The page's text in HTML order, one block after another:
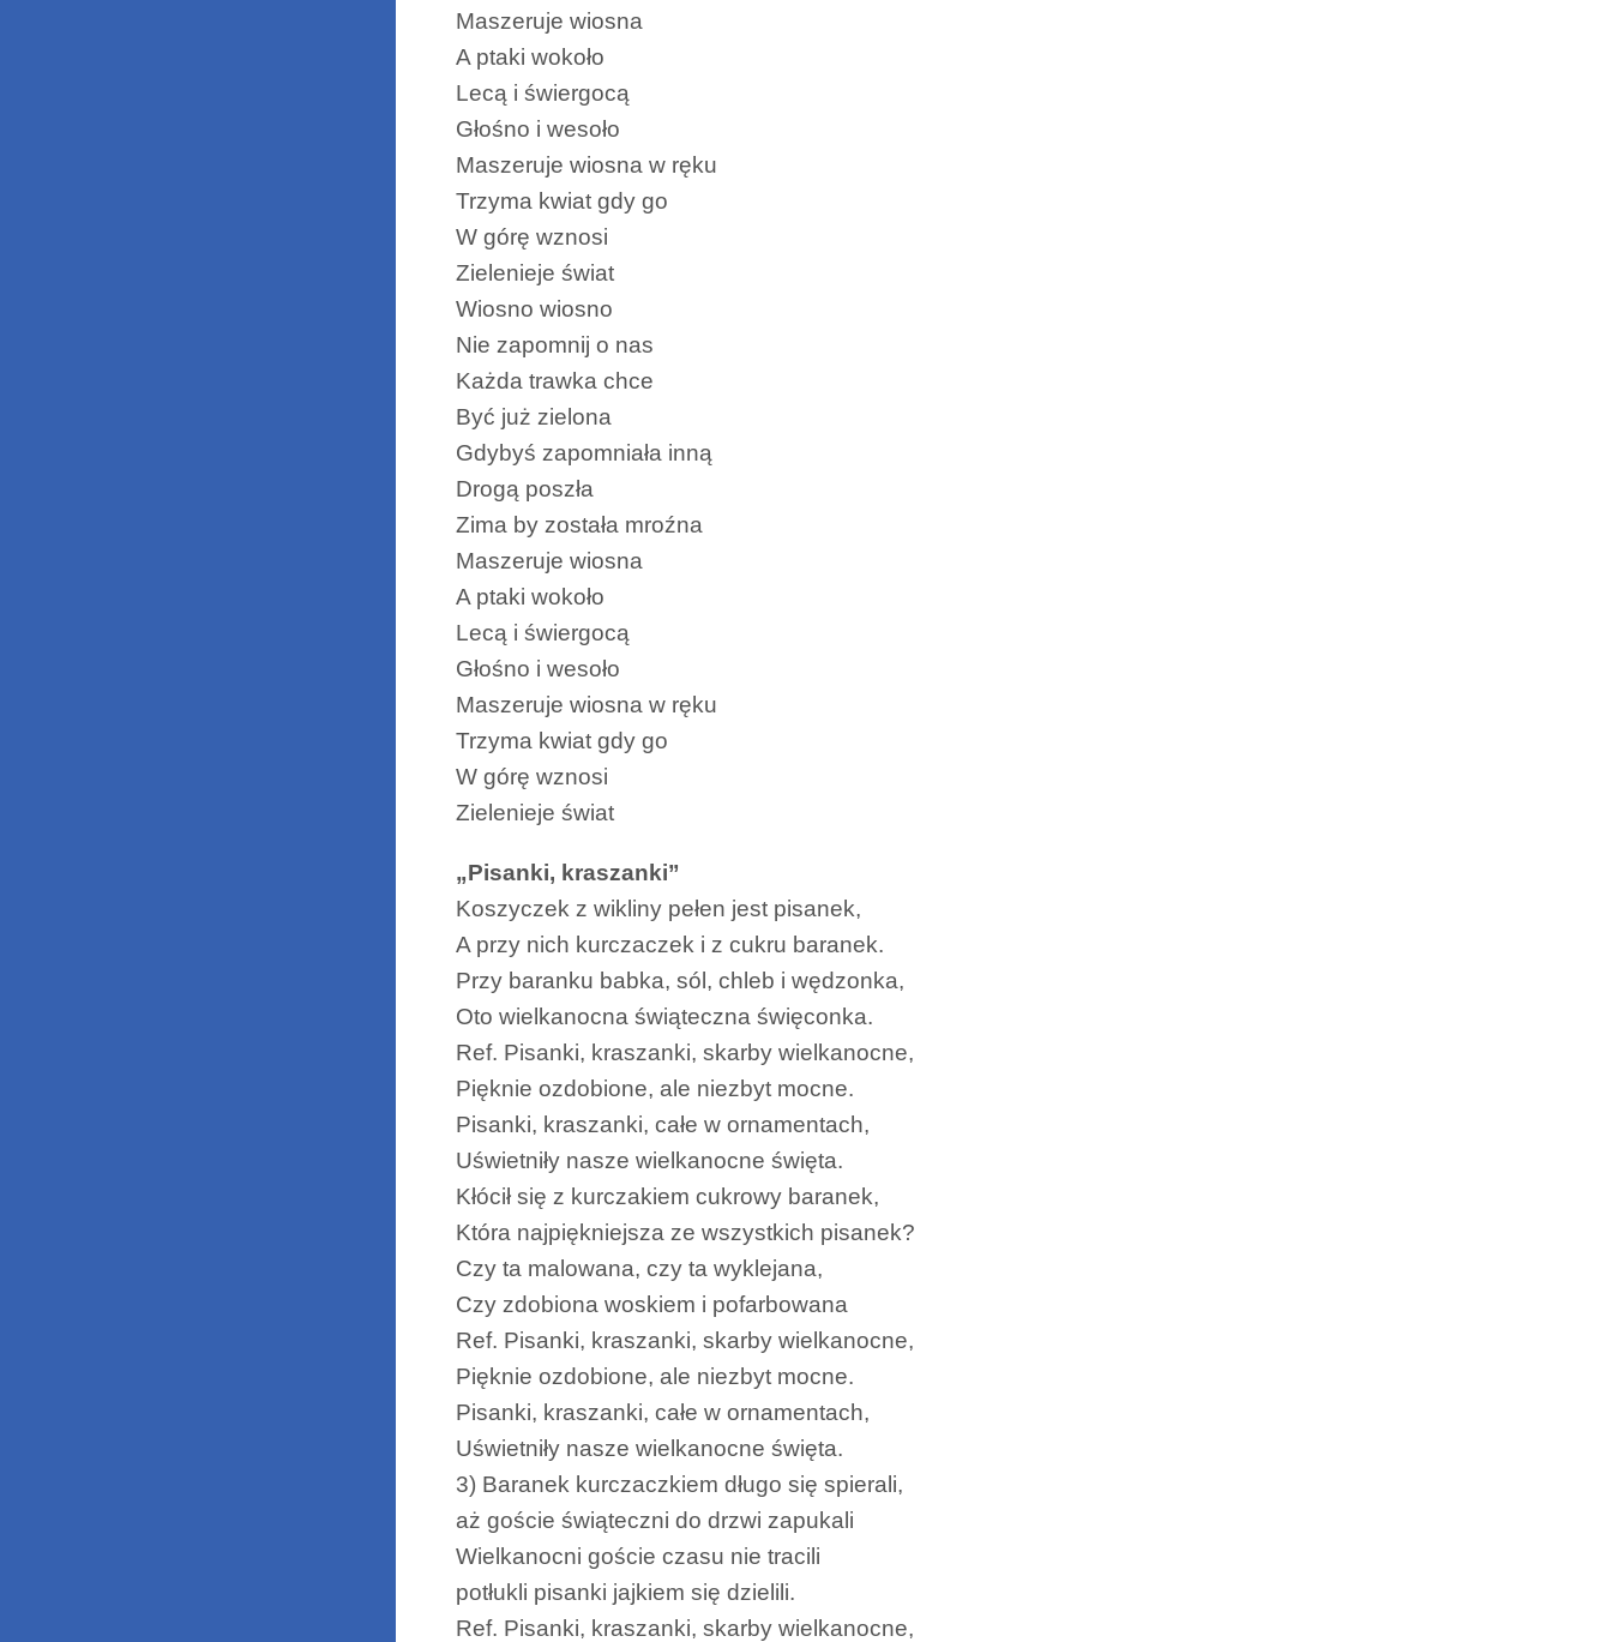
Maszeruje wiosna
A ptaki wokoło
Lecą i świergocą
Głośno i wesoło
Maszeruje wiosna w ręku
Trzyma kwiat gdy go
W górę wznosi
Zielenieje świat
Wiosno wiosno
Nie zapomnij o nas
Każda trawka chce
Być już zielona
Gdybyś zapomniała inną
Drogą poszła
Zima by została mroźna
Maszeruje wiosna
A ptaki wokoło
Lecą i świergocą
Głośno i wesoło
Maszeruje wiosna w ręku
Trzyma kwiat gdy go
W górę wznosi
Zielenieje świat
„Pisanki, kraszanki”
Koszyczek z wikliny pełen jest pisanek,
A przy nich kurczaczek i z cukru baranek.
Przy baranku babka, sól, chleb i wędzonka,
Oto wielkanocna świąteczna święconka.
Ref. Pisanki, kraszanki, skarby wielkanocne,
Pięknie ozdobione, ale niezbyt mocne.
Pisanki, kraszanki, całe w ornamentach,
Uświetniły nasze wielkanocne święta.
Kłócił się z kurczakiem cukrowy baranek,
Która najpiękniejsza ze wszystkich pisanek?
Czy ta malowana, czy ta wyklejana,
Czy zdobiona woskiem i pofarbowana
Ref. Pisanki, kraszanki, skarby wielkanocne,
Pięknie ozdobione, ale niezbyt mocne.
Pisanki, kraszanki, całe w ornamentach,
Uświetniły nasze wielkanocne święta.
3) Baranek kurczaczkiem długo się spierali,
aż goście świąteczni do drzwi zapukali
Wielkanocni goście czasu nie tracili
potłukli pisanki jajkiem się dzielili.
Ref. Pisanki, kraszanki, skarby wielkanocne,